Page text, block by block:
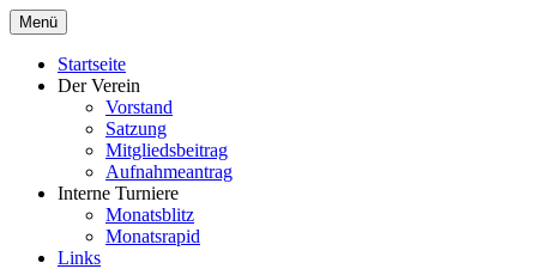
Zum
Inhalt
springen
Menü
Startseite
Der Verein
Vorstand
Satzung
Mitgliedsbeitrag
Aufnahmeantrag
Interne Turniere
Monatsblitz
Monatsrapid
Links